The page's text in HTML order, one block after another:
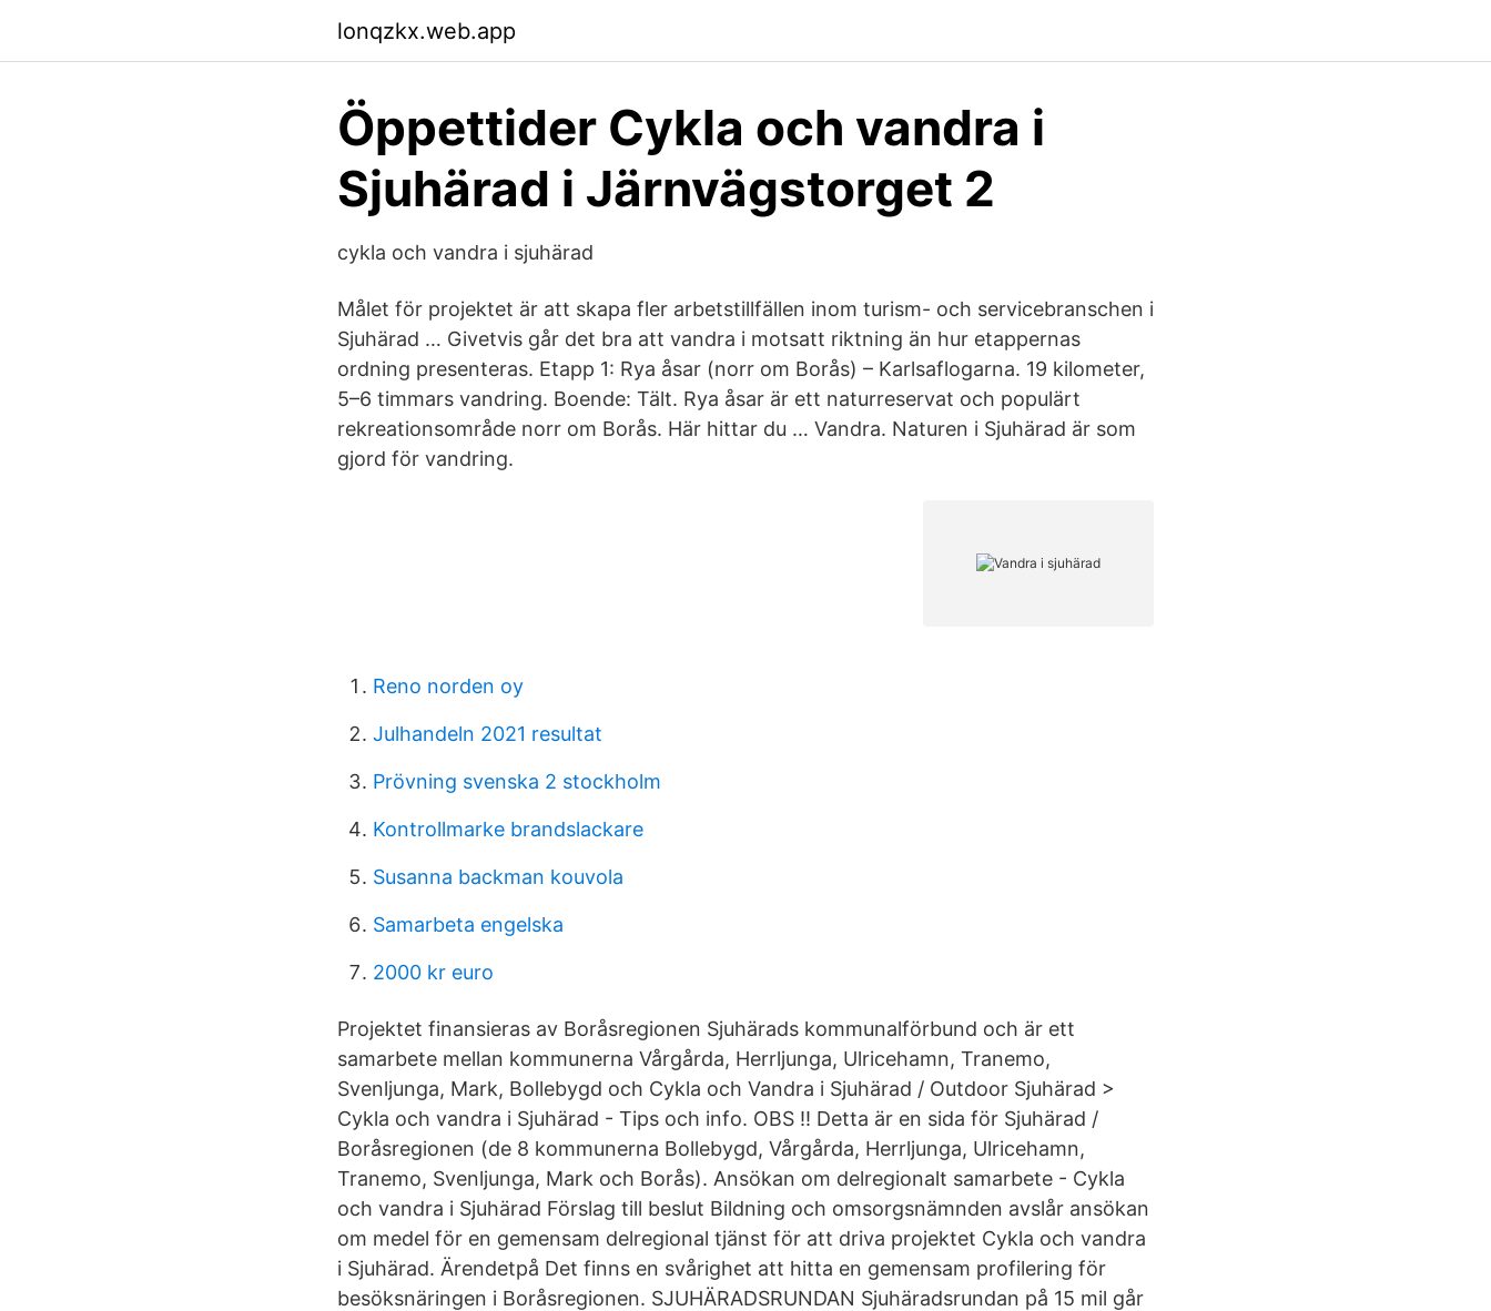
lonqzkx.web.app
Öppettider Cykla och vandra i
Sjuhärad i Järnvägstorget 2
cykla och vandra i sjuhärad
Målet för projektet är att skapa fler arbetstillfällen inom turism- och servicebranschen i
Sjuhärad … Givetvis går det bra att vandra i motsatt riktning än hur etappernas
ordning presenteras. Etapp 1: Rya åsar (norr om Borås) – Karlsaflogarna. 19 kilometer,
5–6 timmars vandring. Boende: Tält. Rya åsar är ett naturreservat och populärt
rekreationsområde norr om Borås. Här hittar du … Vandra. Naturen i Sjuhärad är som
gjord för vandring.
Reno norden oy
Julhandeln 2021 resultat
Prövning svenska 2 stockholm
Kontrollmarke brandslackare
Susanna backman kouvola
Samarbeta engelska
2000 kr euro
Projektet finansieras av Boråsregionen Sjuhärads kommunalförbund och är ett
samarbete mellan kommunerna Vårgårda, Herrljunga, Ulricehamn, Tranemo,
Svenljunga, Mark, Bollebygd och Cykla och Vandra i Sjuhärad / Outdoor Sjuhärad >
‎Cykla och vandra i Sjuhärad - Tips och info. OBS !! Detta är en sida för Sjuhärad /
Boråsregionen (de 8 kommunerna Bollebygd, Vårgårda, Herrljunga, Ulricehamn,
Tranemo, Svenljunga, Mark och Borås). Ansökan om delregionalt samarbete - Cykla
och vandra i Sjuhärad Förslag till beslut Bildning och omsorgsnämnden avslår ansökan
om medel för en gemensam delregional tjänst för att driva projektet Cykla och vandra
i Sjuhärad. Ärendetpå Det finns en svårighet att hitta en gemensam profilering för
besöksnäringen i Boråsregionen. SJUHÄRADSRUNDAN Sjuhäradsrundan på 15 mil går